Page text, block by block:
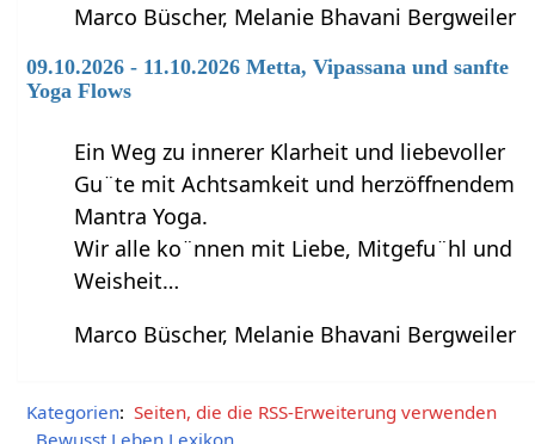
Marco Büscher, Melanie Bhavani Bergweiler
09.10.2026 - 11.10.2026 Metta, Vipassana und sanfte
Yoga Flows
Ein Weg zu innerer Klarheit und liebevoller
Gu¨te mit Achtsamkeit und herzöffnendem
Mantra Yoga.
Wir alle ko¨nnen mit Liebe, Mitgefu¨hl und
Weisheit…
Marco Büscher, Melanie Bhavani Bergweiler
Kategorien: Seiten, die die RSS-Erweiterung verwenden